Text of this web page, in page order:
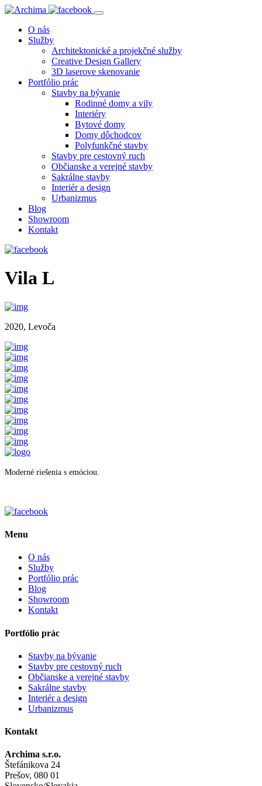
O nás
Služby
Architektonické a projekčné služby
Creative Design Gallery
3D laserove skenovanie
Portfólio prác
Stavby na bývanie
Rodinné domy a vily
Interiéry
Bytové domy
Domy dôchodcov
Polyfunkčné stavby
Stavby pre cestovný ruch
Občianske a verejné stavby
Sakrálne stavby
Interiér a design
Urbanizmus
Blog
Showroom
Kontakt
Vila L
2020, Levoča
Moderné riešenia s emóciou.
Menu
O nás
Služby
Portfólio prác
Blog
Showroom
Kontakt
Portfólio prác
Stavby na bývanie
Stavby pre cestovný ruch
Občianske a verejné stavby
Sakrálne stavby
Interiér a design
Urbanizmus
Kontakt
Archima s.r.o.
Štefánikova 24
Prešov, 080 01